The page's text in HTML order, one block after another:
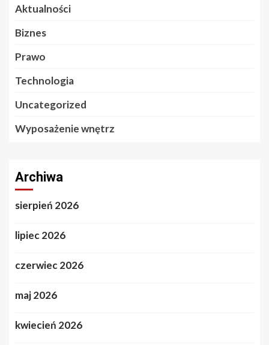
Aktualności
Biznes
Prawo
Technologia
Uncategorized
Wyposażenie wnętrz
Archiwa
sierpień 2026
lipiec 2026
czerwiec 2026
maj 2026
kwiecień 2026